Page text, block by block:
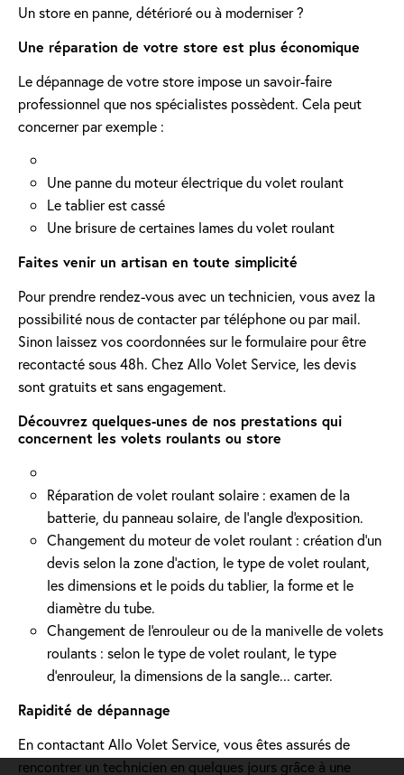
Un store en panne, détérioré ou à moderniser ?
Une réparation de votre store est plus économique
Le dépannage de votre store impose un savoir-faire
professionnel que nos spécialistes possèdent. Cela peut
concerner par exemple :
Une panne du moteur électrique du volet roulant
Le tablier est cassé
Une brisure de certaines lames du volet roulant
Faites venir un artisan en toute simplicité
Pour prendre rendez-vous avec un technicien, vous avez la
possibilité nous de contacter par téléphone ou par mail.
Sinon laissez vos coordonnées sur le formulaire pour être
recontacté sous 48h. Chez Allo Volet Service, les devis
sont gratuits et sans engagement.
Découvrez quelques-unes de nos prestations qui
concernent les volets roulants ou store
Réparation de volet roulant solaire : examen de la
batterie, du panneau solaire, de l'angle d'exposition.
Changement du moteur de volet roulant : création d'un
devis selon la zone d’action, le type de volet roulant,
les dimensions et le poids du tablier, la forme et le
diamètre du tube.
Changement de l'enrouleur ou de la manivelle de volets
roulants : selon le type de volet roulant, le type
d’enrouleur, la dimensions de la sangle... carter.
Rapidité de dépannage
En contactant Allo Volet Service, vous êtes assurés de
rencontrer un technicien en quelques jours grâce à une